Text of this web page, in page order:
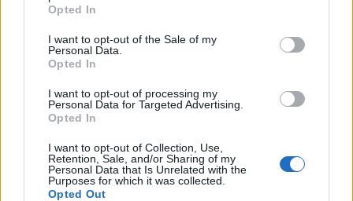
Opted In
I want to opt-out of the Sale of my
Personal Data.
Opted In
I want to opt-out of processing my
Personal Data for Targeted Advertising.
Opted In
I want to opt-out of Collection, Use,
Retention, Sale, and/or Sharing of my
Personal Data that Is Unrelated with the
Purposes for which it was collected.
Opted Out
In evidenza